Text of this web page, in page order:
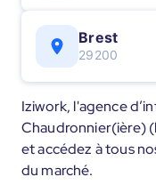
Brest
29200
Iziwork, l'agence
Chaudronnier(ière)
et accédez à tous
du marché.